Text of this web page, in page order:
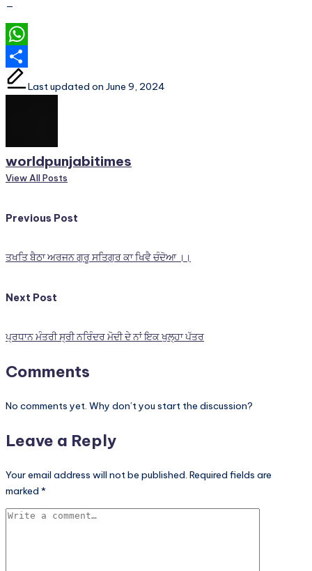
—
WhatsApp
Share
Last updated on June 9, 2024
worldpunjabitimes
View All Posts
Post
navigation
Previous Post
ਤਖਤਿ ਬੈਠਾ ਅਰਜਨ ਗੁਰੂ ਸਤਿਗੁਰ ਕਾ ਖਿਵੈ ਚੰਦੋਆ ।।
Next Post
ਪ੍ਰਧਾਨ ਮੰਤਰੀ ਸ੍ਰੀ ਨਰਿੰਦਰ ਮੋਦੀ ਦੇ ਨਾਂ ਇਕ ਖੁਲ੍ਹਾ ਪੱਤਰ
Comments
No comments yet. Why don’t you start the discussion?
Leave a Reply
Your email address will not be published. Required fields are
marked *